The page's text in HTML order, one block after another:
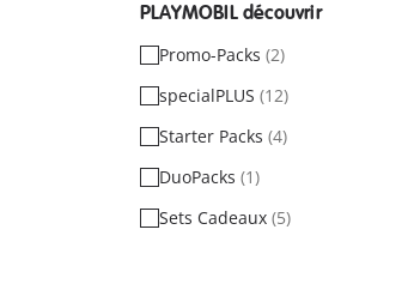
PLAYMOBIL découvrir
Promo-Packs (2)
specialPLUS (12)
Starter Packs (4)
DuoPacks (1)
Sets Cadeaux (5)